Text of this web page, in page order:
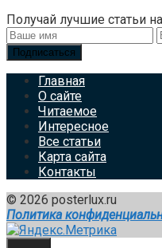
Получай лучшие статьи
Подписаться
Главная
О сайте
Читаемое
Интересное
Все статьи
Карта сайта
Контакты
© 2026 posterlux.ru
Политика